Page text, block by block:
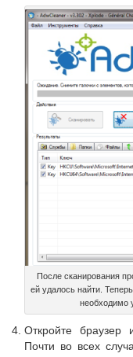
После сканирования
ей удалось найти.
необходимо
Откройте браузер
Почти во всех